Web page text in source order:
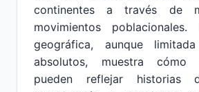
continentes a través de
movimientos poblacionales.
geográfica, aunque
absolutos, muestra cómo
pueden reflejar historias